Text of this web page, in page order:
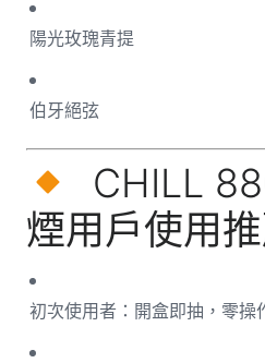
陽光玫瑰青提
伯牙絕弦
CHILL
煙用戶使用
初次使用者：開盒即抽，零操